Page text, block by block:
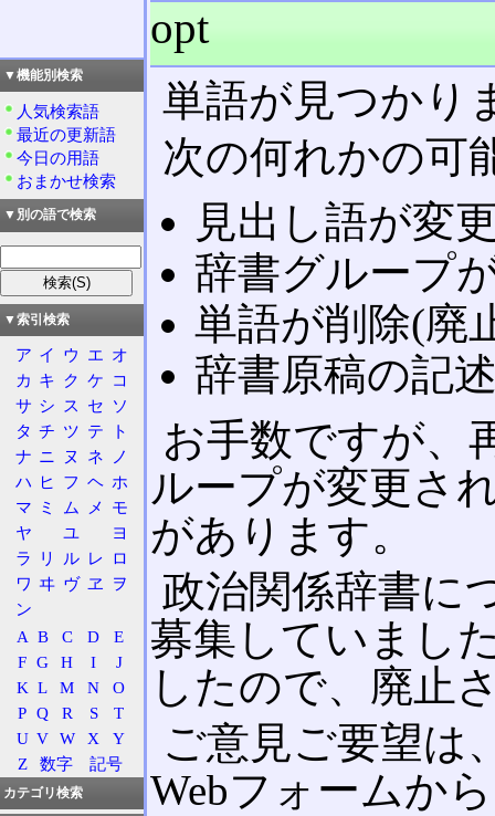
opt
単語が見つかり
次の何れかの可
見出し語が変
辞書グループ
単語が削除(廃
辞書原稿の記
お手数ですが、
ループが変更さ
があります。
政治関係辞書に
募集していまし
したので、廃止
ご意見ご要望は
Webフォームか
▼機能別検索
人気検索語
最近の更新語
今日の用語
おまかせ検索
▼別の語で検索
▼索引検索
ア イ ウ エ オ
カ キ ク ケ コ
サ シ ス セ ソ
タ チ ツ テ
ト
ナ ニ ヌ ネ
ノ
ハ ヒ フ ヘ ホ
マ ミ ム メ
モ
ヤ
ユ
ヨ
ラ
リ ル レ ロ
ワ ヰ ヴ ヱ
ヲ
ン
A B C D
E
F G H I
J
K L M N
O
P Q R S
T
U V W X
Y
Z
数字 記号
カテゴリ検索